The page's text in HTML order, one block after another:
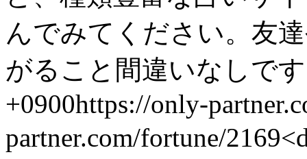
んでみてください。友
がること間違いなしで
+0900https://only-
partner.com/fortune/2169